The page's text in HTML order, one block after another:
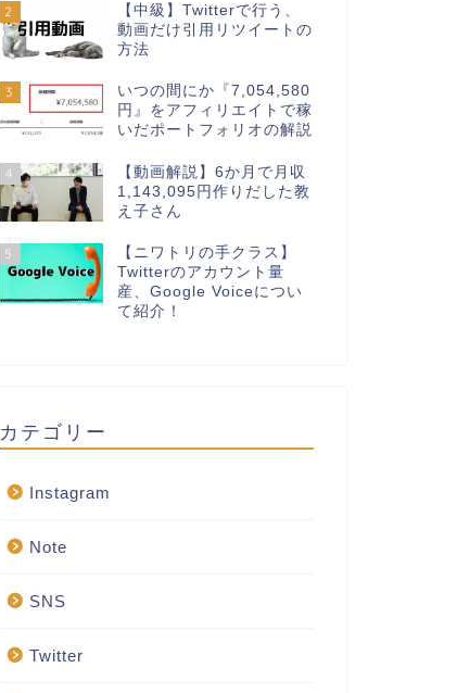
2
【中級】Twitterで行う、
動画だけ引用リツイートの
方法
3
いつの間にか『7,054,580
円』をアフィリエイトで稼
いだポートフォリオの解説
4
【動画解説】6か月で月収
1,143,095円作りだした教
え子さん
5
【ニワトリの手クラス】
Twitterのアカウント量
産、Google Voiceについ
て紹介！
カテゴリー
Instagram
Note
SNS
Twitter